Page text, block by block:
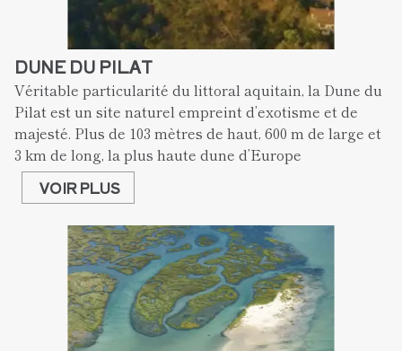
DUNE DU PILAT
Véritable particularité du littoral aquitain, la Dune du
Pilat est un site naturel empreint d’exotisme et de
majesté. Plus de 103 mètres de haut, 600 m de large et
3 km de long, la plus haute dune d’Europe
VOIR PLUS